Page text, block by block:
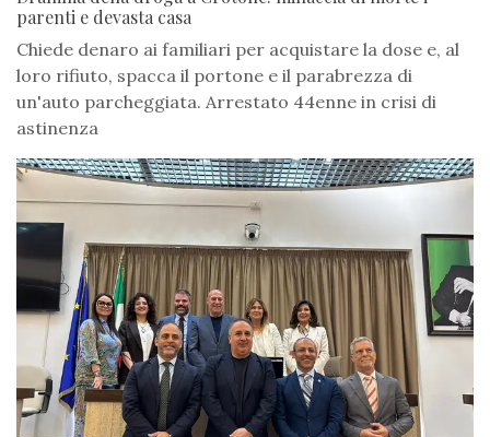
parenti e devasta casa
Chiede denaro ai familiari per acquistare la dose e, al
loro rifiuto, spacca il portone e il parabrezza di
un'auto parcheggiata. Arrestato 44enne in crisi di
astinenza